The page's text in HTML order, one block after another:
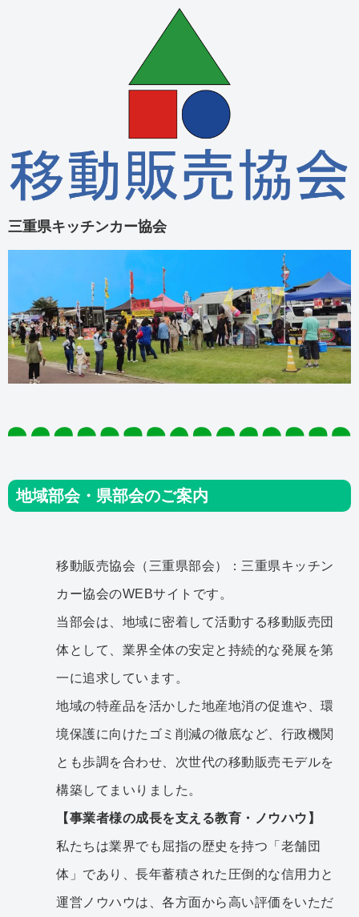
三重県キッチンカー協会
地域部会・県部会のご案内
移動販売協会（三重県部会）：三重県キッチン
カー協会のWEBサイトです。
当部会は、地域に密着して活動する移動販売団
体として、業界全体の安定と持続的な発展を第
一に追求しています。
地域の特産品を活かした地産地消の促進や、環
境保護に向けたゴミ削減の徹底など、行政機関
とも歩調を合わせ、次世代の移動販売モデルを
構築してまいりました。
【事業者様の成長を支える教育・ノウハウ】
私たちは業界でも屈指の歴史を持つ「老舗団
体」であり、長年蓄積された圧倒的な信用力と
運営ノウハウは、各方面から高い評価をいただ